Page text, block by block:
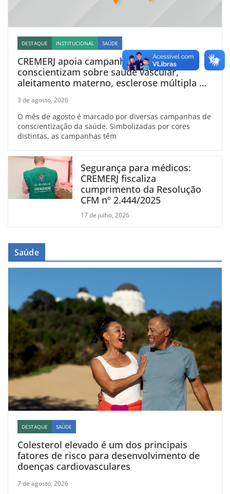
DESTAQUE INSTITUCIONAL SAÚDE
CREMERJ apoia campanhas de agosto que
conscientizam sobre saúde vascular,
aleitamento materno, esclerose múltipla e
3 de agosto, 2026
O mês de agosto é marcado por diversas campanhas de
conscientização da saúde. Simbolizadas por cores
distintas, as campanhas têm
Segurança para médicos:
CREMERJ fiscaliza
cumprimento da Resolução
CFM nº 2.444/2025
17 de julho, 2026
Saúde
DESTAQUE SAÚDE
Colesterol elevado é um dos principais
fatores de risco para desenvolvimento de
doenças cardiovasculares
7 de agosto, 2026